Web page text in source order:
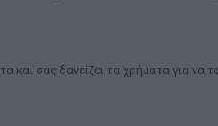
και σας δανείζει τα χρήματα για να